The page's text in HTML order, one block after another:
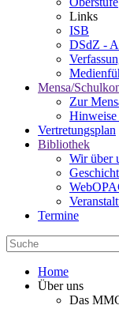
Links
ISB
DSdZ -
Mensa/
Zur
Hinweise
Vertretungsplan
Bibliothek
Wir über
Termine
Home
Über uns
Das